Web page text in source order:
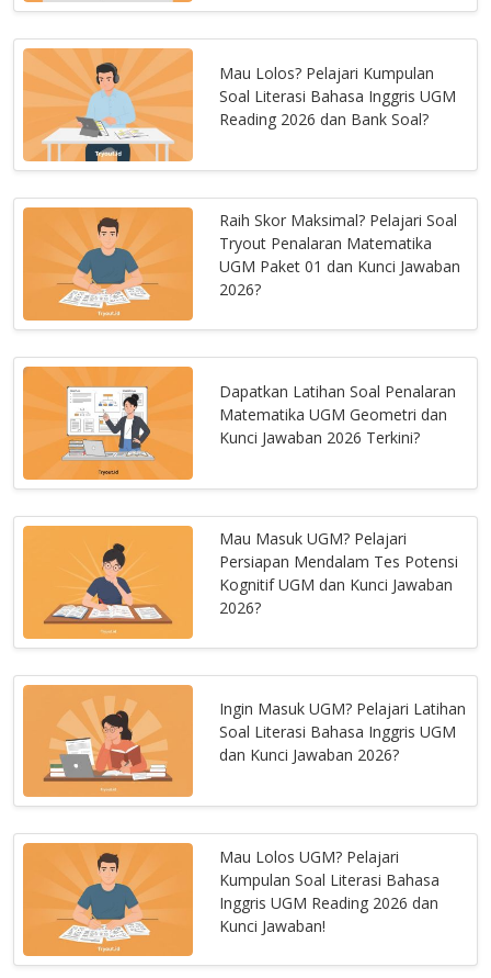
Mau Lolos? Pelajari Kumpulan
Soal Literasi Bahasa Inggris UGM
Reading 2026 dan Bank Soal?
Raih Skor Maksimal? Pelajari Soal
Tryout Penalaran Matematika
UGM Paket 01 dan Kunci Jawaban
2026?
Dapatkan Latihan Soal Penalaran
Matematika UGM Geometri dan
Kunci Jawaban 2026 Terkini?
Mau Masuk UGM? Pelajari
Persiapan Mendalam Tes Potensi
Kognitif UGM dan Kunci Jawaban
2026?
Ingin Masuk UGM? Pelajari Latihan
Soal Literasi Bahasa Inggris UGM
dan Kunci Jawaban 2026?
Mau Lolos UGM? Pelajari
Kumpulan Soal Literasi Bahasa
Inggris UGM Reading 2026 dan
Kunci Jawaban!